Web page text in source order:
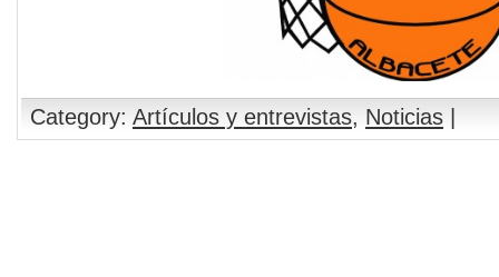
Category: Artículos y entrevistas, Noticias